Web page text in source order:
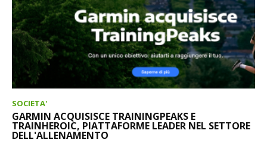
SOCIETA'
GARMIN ACQUISISCE TRAININGPEAKS E
TRAINHEROIC, PIATTAFORME LEADER NEL SETTORE
DELL'ALLENAMENTO